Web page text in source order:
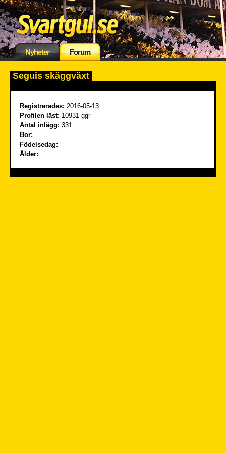
Nyheter Forum
Seguis skäggväxt
Registrerades: 2016-05-13
Profilen läst: 10931 ggr
Antal inlägg: 331
Bor:
Födelsedag:
Ålder: